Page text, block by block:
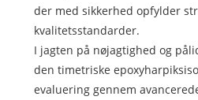
der med sikkerhed opfylder
kvalitetsstandarder.
I jagten på nøjagtighed og
den timetriske
evaluering gennem